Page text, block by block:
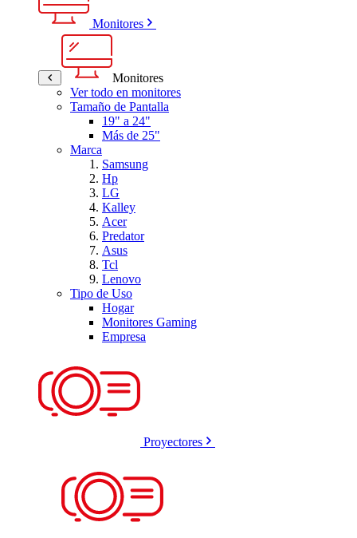
Monitores
Monitores
Ver todo en monitores
Tamaño de Pantalla
19" a 24"
Más de 25"
Marca
Samsung
Hp
LG
Kalley
Acer
Predator
Asus
Tcl
Lenovo
Tipo de Uso
Hogar
Monitores Gaming
Empresa
Proyectores